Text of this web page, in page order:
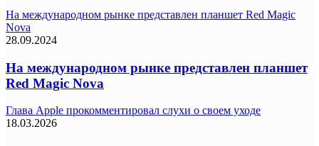
На международном рынке представлен планшет Red Magic
Nova
28.09.2024
На международном рынке представлен планшет
Red Magic Nova
Глава Apple прокомментировал слухи о своем уходе
18.03.2026